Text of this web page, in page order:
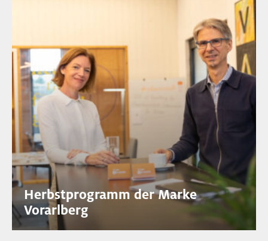
Herbstprogramm der Marke
Vorarlberg